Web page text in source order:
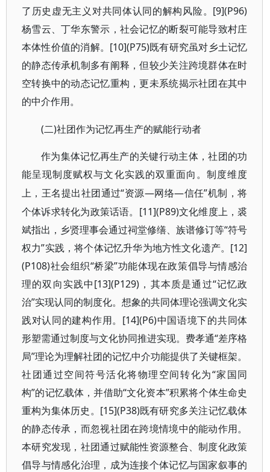
了历史虚无主义对共同体认同的解构风险。[9](P96)
杨雪云、丁华东警示，社会记忆的断裂可能导致村庄
本体性价值的消解。[10](P75)既有研究虽对乡土记忆
的静态传承机制多有阐释，但较少关注跨境群体在时
空转换中的动态记忆重构，更未系统揭示社团在其中
的中介作用。
(二)社团作为记忆再生产的赋能行动者
作为集体记忆再生产的关键行动主体，社团的功
能呈现制度赋权与文化实践的双重面向。制度维度
上，王名提出社团通过“资源—网络—信任”机制，将
个体诉求转化为政策话语。[11](P89)文化维度上，裘
斌指出，乡贤理事会通过祠堂修缮、族谱修订等“符号
权力”实践，将个体记忆升华为地方性文化遗产。[12]
(P108)社会组织“桥梁”功能体现在政策倡导与情感治
理的双向实践中[13](P129)，其本质是通过“记忆政
治”实现认同的制度化。想象的共同体理论强调文化实
践对认同的建构作用。[14](P6)中国语境下的共同体
形塑需通过制度与文化协同推进实现。费孝通“差序格
局”理论为理解社团的记忆中介功能提供了关键框架。
社团通过空间符号活化将物理空间转化为“家国同
构”的记忆载体，并借助“文化资本”积累将个体生命史
重构为集体历史。[15](P38)既有研究多关注记忆载体
的静态传承，而忽视社团在跨境情境中的能动作用。
本研究发现，社团通过赋能性资源整合、制度化政策
倡导与情感化治理，成为连接个体记忆与国家叙事的